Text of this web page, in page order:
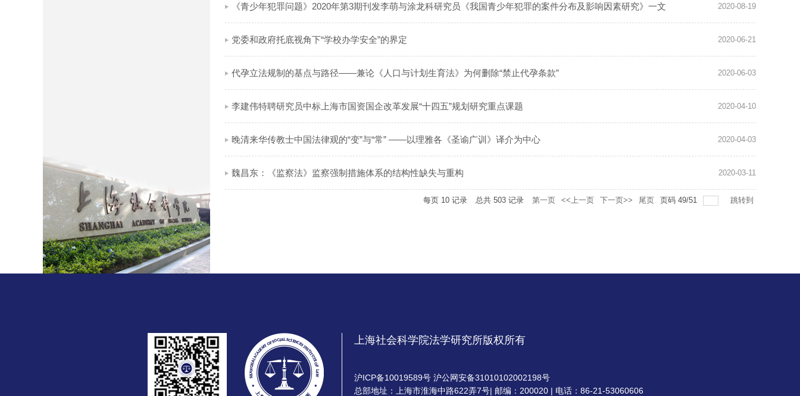
《青少年犯罪问题》2020年第3期刊发李萌与涂龙科研究员《我国青少年犯罪的案件分布及影响因素研究》一文 2020-08-19
党委和政府托底视角下“学校办学安全”的界定 2020-06-21
代孕立法规制的基点与路径——兼论《人口与计划生育法》为何删除“禁止代孕条款” 2020-06-03
李建伟特聘研究员中标上海市国资国企改革发展“十四五”规划研究重点课题 2020-04-10
晚清来华传教士中国法律观的“变”与“常” ——以理雅各《圣谕广训》译介为中心 2020-04-03
魏昌东：《监察法》监察强制措施体系的结构性缺失与重构 2020-03-11
每页 10 记录 总共 503 记录 第一页 <<上一页 下一页>> 尾页 页码 49/51 跳转到
上海社会科学院法学研究所版权所有
沪ICP备10019589号 沪公网安备31010102002198号
总部地址：上海市淮海中路622弄7号| 邮编：200020 | 电话：86-21-53060606